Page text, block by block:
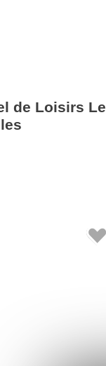
de Loisirs